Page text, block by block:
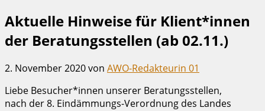
Aktuelle Hinweise für Klient*innen
der Beratungsstellen (ab 02.11.)
2. November 2020von AWO-Redakteurin 01
Liebe Besucher*innen unserer Beratungsstellen,
nach der 8. Eindämmungs-Verordnung des Landes